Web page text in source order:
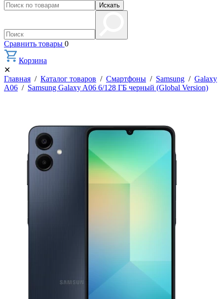
Искать
Сравнить товары 0
Корзина
✕
Главная / Каталог товаров / Смартфоны / Samsung / Galaxy
A06 / Samsung Galaxy A06 6/128 ГБ черный (Global Version)